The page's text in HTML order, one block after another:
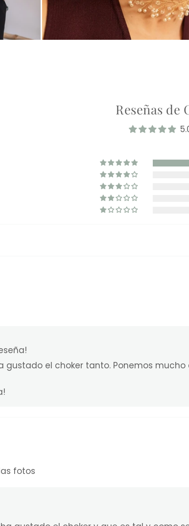
Reseñas de
gustado el choker tanto. Ponemos
fotos